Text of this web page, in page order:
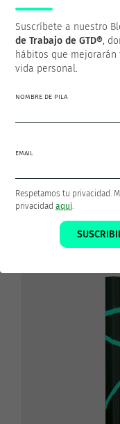
Francisco es el
productividad
Los 5
y tu trabajo
¡Descarga
!
Suscríbete a nuestro
de Trabajo de GTD®,
hábitos que
vida personal.
NOMBRE DE PILA
EMAIL
Respetamos tu privacidad.
privacidad aquí